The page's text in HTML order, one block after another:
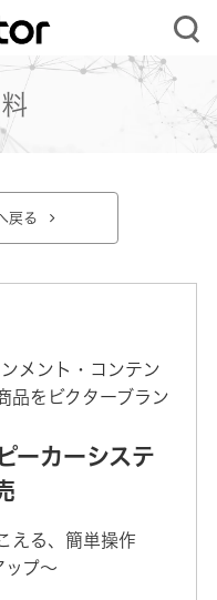
戻る
メント・コンテン
品をビクターブラン
ーカーシステ
える、簡単操作
ップ～